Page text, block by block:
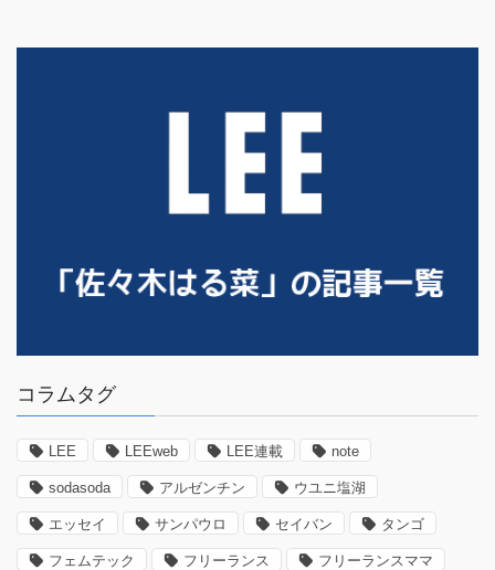
コラムタグ
LEE LEEweb LEE連載 note
sodasoda アルゼンチン ウユニ塩湖
エッセイ サンパウロ セイバン タンゴ
フェムテック フリーランス フリーランスママ